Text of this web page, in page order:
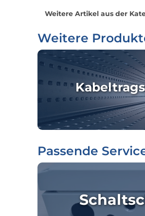
Weitere Artikel aus der
Weitere
Passende